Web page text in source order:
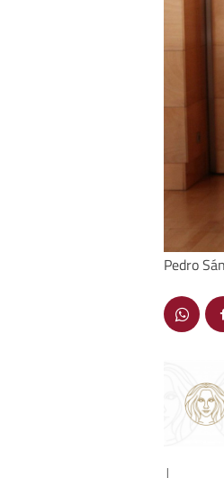
Pedro
|